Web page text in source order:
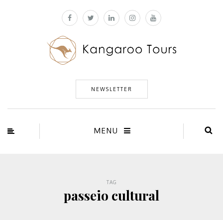
NEWSLETTER
MENU
TAG
passeio cultural